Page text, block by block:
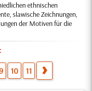
ethnischen
slawische Zeichnungen,
der Motiven für die
10 11